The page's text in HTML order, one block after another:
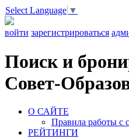
Select Language ▼
войти зарегистрироваться
Поиск и
Совет-
О САЙТЕ
Правила работы с
РЕЙТИНГИ